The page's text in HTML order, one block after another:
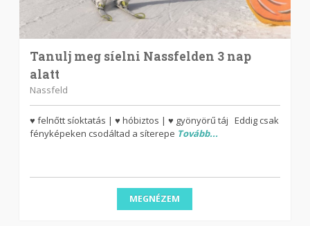
Tanulj meg síelni Nassfelden 3 nap
alatt
Nassfeld
♥ felnőtt síoktatás | ♥ hóbiztos | ♥ gyönyörű táj Eddig csak
fényképeken csodáltad a síterepe Tovább...
MEGNÉZEM